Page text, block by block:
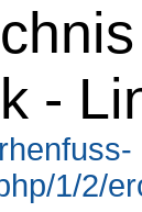
-
1/2/